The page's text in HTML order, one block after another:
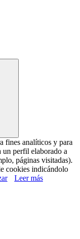
fines analíticos y para
un perfil elaborado a
páginas visitadas).
cookies indicándolo
Leer más